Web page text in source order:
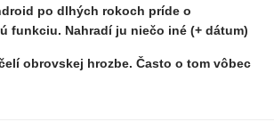
po dlhých rokoch príde o
funkciu. Nahradí ju niečo iné (+ dátum)
obrovskej hrozbe. Často o tom vôbec